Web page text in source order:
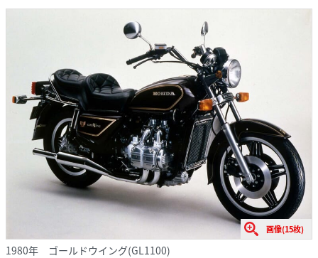
画像(15枚)
1980年 ゴールドウイング(GL1100)